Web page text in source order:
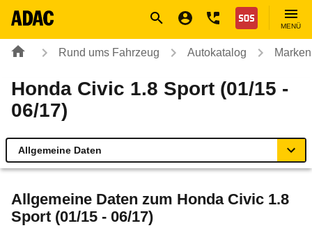
Nothilfe
MENÜ
Rund ums Fahrzeug Autokatalog
Honda Civic 1.8 Sport (01/15 -
06/17)
Allgemeine Daten
Technische Daten
Allgemeine Daten zum Honda Civic 1.8
Sport (01/15 - 06/17)